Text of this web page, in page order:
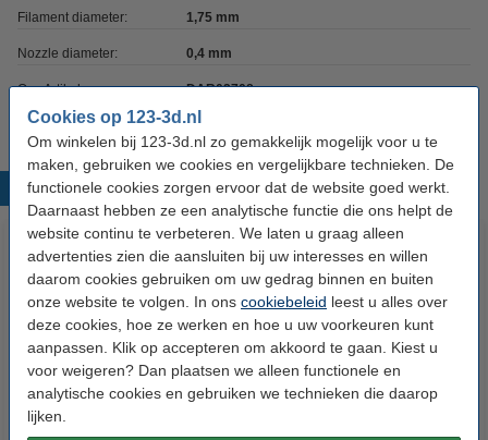
Cookies op 123-3d.nl
Om winkelen bij 123-3d.nl zo gemakkelijk mogelijk voor u te
maken, gebruiken we cookies en vergelijkbare technieken. De
functionele cookies zorgen ervoor dat de website goed werkt.
Daarnaast hebben ze een analytische functie die ons helpt de
website continu te verbeteren. We laten u graag alleen
advertenties zien die aansluiten bij uw interesses en willen
daarom cookies gebruiken om uw gedrag binnen en buiten
onze website te volgen. In ons cookiebeleid leest u alles over
deze cookies, hoe ze werken en hoe u uw voorkeuren kunt
aanpassen. Klik op accepteren om akkoord te gaan. Kiest u
voor weigeren? Dan plaatsen we alleen functionele en
analytische cookies en gebruiken we technieken die daarop
lijken.
Filament diameter: 1,75 mm
Nozzle diameter: 0,4 mm
Ons Artikelnr: DAR02708
Populaire producten
Flashforge Adventurer AD5X
nozzle assembly 0,4 mm (Gen 2)
Flashforge Adventurer AD5X